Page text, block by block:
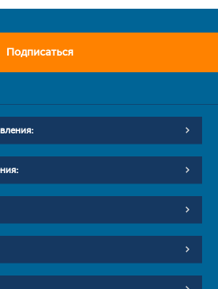
Подписаться